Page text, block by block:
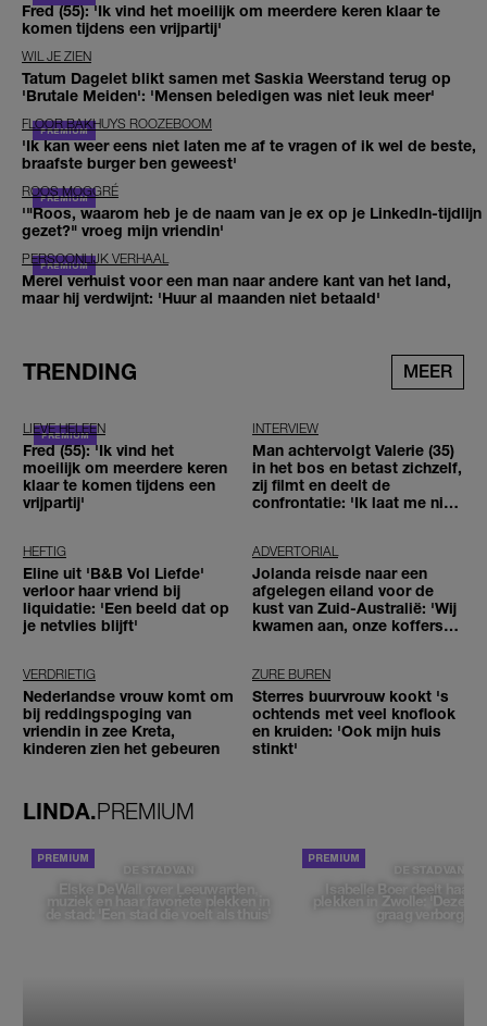
Fred (55): 'Ik vind het moeilijk om meerdere keren klaar te
komen tijdens een vrijpartij'
WIL JE ZIEN
Tatum Dagelet blikt samen met Saskia Weerstand terug op
'Brutale Meiden': 'Mensen beledigen was niet leuk meer'
FLOOR BAKHUYS ROOZEBOOM
'Ik kan weer eens niet laten me af te vragen of ik wel de beste,
braafste burger ben geweest'
ROOS MOGGRÉ
'"Roos, waarom heb je de naam van je ex op je LinkedIn-tijdlijn
gezet?" vroeg mijn vriendin'
PERSOONLIJK VERHAAL
Merel verhuist voor een man naar andere kant van het land,
maar hij verdwijnt: 'Huur al maanden niet betaald'
TRENDING MEER
LIEVE HELEEN
Fred (55): 'Ik vind het
moeilijk om meerdere keren
klaar te komen tijdens een
vrijpartij'
INTERVIEW
Man achtervolgt Valerie (35)
in het bos en betast zichzelf,
zij filmt en deelt de
confrontatie: 'Ik laat me niet
HEFTIG
Eline uit 'B&B Vol Liefde'
verloor haar vriend bij
liquidatie: 'Een beeld dat op
je netvlies blijft'
ADVERTORIAL
Jolanda reisde naar een
afgelegen eiland voor de
kust van Zuid-Australië: 'Wij
kwamen aan, onze koffers
VERDRIETIG
Nederlandse vrouw komt om
bij reddingspoging van
vriendin in zee Kreta,
kinderen zien het gebeuren
ZURE BUREN
Sterres buurvrouw kookt 's
ochtends met veel knoflook
en kruiden: 'Ook mijn huis
stinkt'
LINDA.PREMIUM
DE STAD VAN
Elske DeWall over Leeuwarden,
muziek en haar favoriete plekken in
de stad: 'Een stad die voelt als thuis'
DE STAD VAN
Isabelle Boer deelt haar
plekken in Zwolle: 'Deze
graag verborgen'